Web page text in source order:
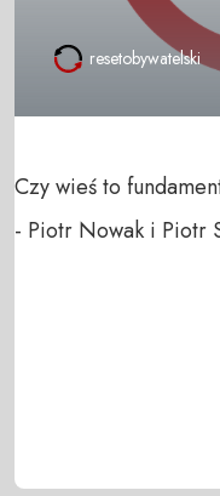
resetobywatelski
Czy wieś to
- Piotr Nowak i Piotr